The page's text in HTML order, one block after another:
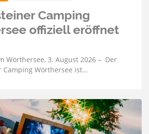
Camping
offiziell eröffnet
Wörthersee, 3. August 2026 – Der
Camping Wörthersee ist…